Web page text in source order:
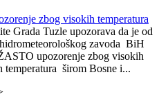
Grada Tuzle upozorava da je od
zavoda BiH
upozorenje zbog visokih
temperatura širom Bosne i...